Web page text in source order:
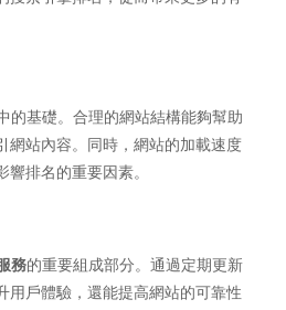
的基礎。合理的網站結構能夠幫助
網站內容。同時，網站的加載速度
排名的重要因素。
務的重要組成部分。通過定期更新
用戶體驗，還能提高網站的可靠性